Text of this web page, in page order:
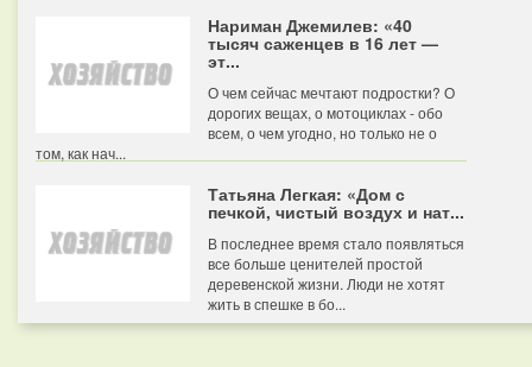
Нариман Джемилев: «40
тысяч саженцев в 16 лет —
эт...
О чем сейчас мечтают подростки? О
дорогих вещах, о мотоциклах - обо
всем, о чем угодно, но только не о
том, как нач...
Татьяна Легкая: «Дом с
печкой, чистый воздух и нат...
В последнее время стало появляться
все больше ценителей простой
деревенской жизни. Люди не хотят
жить в спешке в бо...